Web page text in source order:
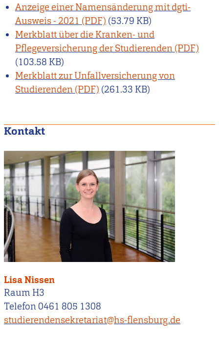
Anzeige einer Namensänderung mit dgti-
Ausweis - 2021
(53.79 KB)
Merkblatt über die Kranken- und
Pflegeversicherung der Studierenden
(103.58 KB)
Merkblatt zur Unfallversicherung von
Studierenden
(261.33 KB)
Kontakt
Lisa Nissen
Raum H3
Telefon 0461 805 1308
studierendensekretariat@hs-flensburg.de